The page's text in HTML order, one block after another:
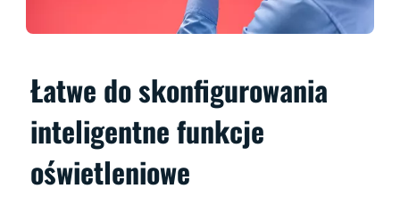
Łatwe do skonfigurowania
inteligentne funkcje
oświetleniowe